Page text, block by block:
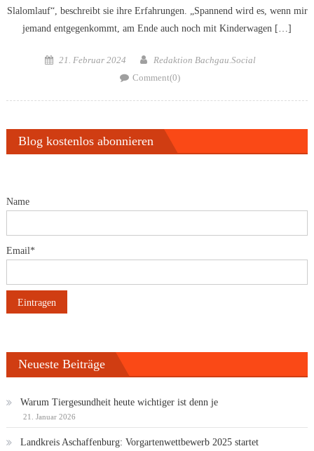
Slalomlauf“, beschreibt sie ihre Erfahrungen. „Spannend wird es, wenn mir
jemand entgegenkommt, am Ende auch noch mit Kinderwagen […]
Posted
21. Februar 2024 Author
Redaktion Bachgau.Social
Comment(0)
Blog kostenlos abonnieren
Name
Email*
Neueste Beiträge
Warum Tiergesundheit heute wichtiger ist denn je
21. Januar 2026
Landkreis Aschaffenburg: Vorgartenwettbewerb 2025 startet